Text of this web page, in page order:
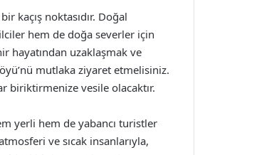
kaçış noktasıdır. Doğal
hem de doğa severler için
hayatından uzaklaşmak ve
mutlaka ziyaret etmelisiniz.
biriktirmenize vesile olacaktır.
yerli hem de yabancı turistler
ve sıcak insanlarıyla,